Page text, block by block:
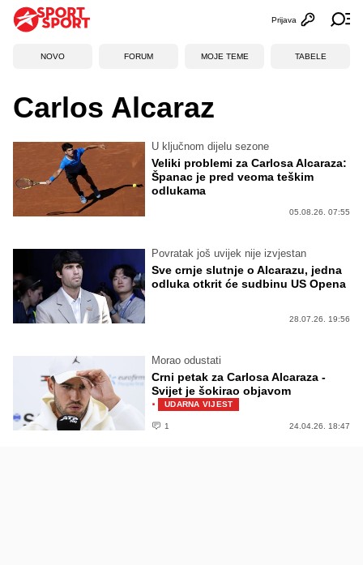
Otvori
Prijava
NOVO FORUM MOJE TEME TABELE
Carlos Alcaraz
U ključnom dijelu sezone
Veliki problemi za Carlosa Alcaraza:
Španac je pred veoma teškim
odlukama
05.08.26. 07:55
Povratak još uvijek nije izvjestan
Sve crnje slutnje o Alcarazu, jedna
odluka otkrit će sudbinu US Opena
28.07.26. 19:56
Morao odustati
Crni petak za Carlosa Alcaraza -
Svijet je šokirao objavom
· UDARNA VIJEST
1 24.04.26. 18:47